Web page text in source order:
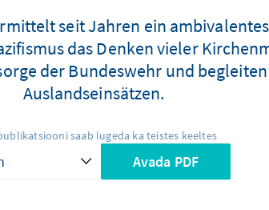
seit Jahren ein
das Denken vieler
der Bundeswehr und
Auslandseinsätzen.
saab lugeda ka teistes keeltes
Avada PDF